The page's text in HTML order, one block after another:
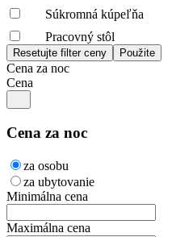
Súkromná kúpeľňa
Pracovný stôl
Cena za noc
Cena
Cena za noc
za osobu
za ubytovanie
Minimálna cena
Maximálna cena